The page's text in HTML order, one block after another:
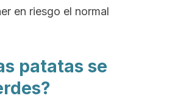
en riesgo el normal
patatas se